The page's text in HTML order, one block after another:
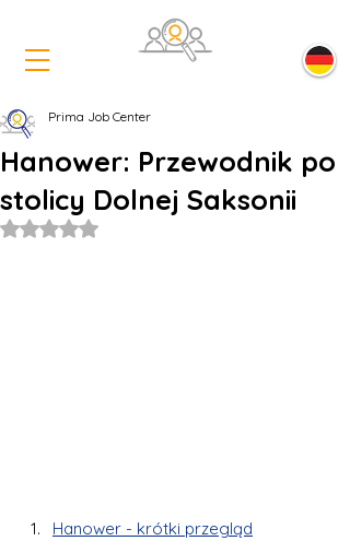
Hanower: Przewodnik po
stolicy Dolnej Saksonii
Prima Job Center
Oceniono na NaN z 5 gwiazdek.
Hanower - krótki przegląd